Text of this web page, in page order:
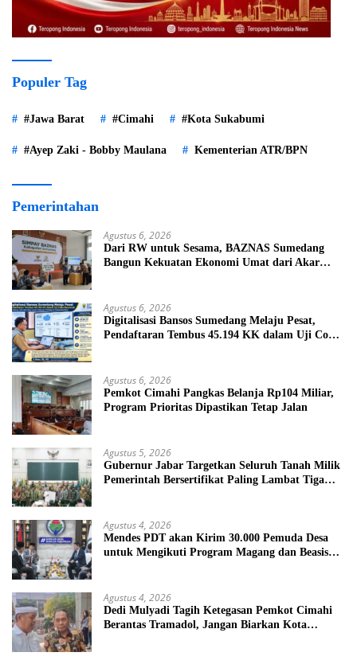
Populer Tag
#Jawa Barat #Cimahi #Kota Sukabumi
#Ayep Zaki - Bobby Maulana Kementerian ATR/BPN
Pemerintahan
Agustus 6, 2026
Dari RW untuk Sesama, BAZNAS Sumedang
Bangun Kekuatan Ekonomi Umat dari Akar
Agustus 6, 2026
Digitalisasi Bansos Sumedang Melaju Pesat,
Pendaftaran Tembus 45.194 KK dalam Uji Coba
Agustus 6, 2026
Pemkot Cimahi Pangkas Belanja Rp104 Miliar,
Program Prioritas Dipastikan Tetap Jalan
Agustus 5, 2026
Gubernur Jabar Targetkan Seluruh Tanah Milik
Pemerintah Bersertifikat Paling Lambat Tiga
Agustus 4, 2026
Mendes PDT akan Kirim 30.000 Pemuda Desa
untuk Mengikuti Program Magang dan Beasiswa
Agustus 4, 2026
Dedi Mulyadi Tagih Ketegasan Pemkot Cimahi
Berantas Tramadol, Jangan Biarkan Kota